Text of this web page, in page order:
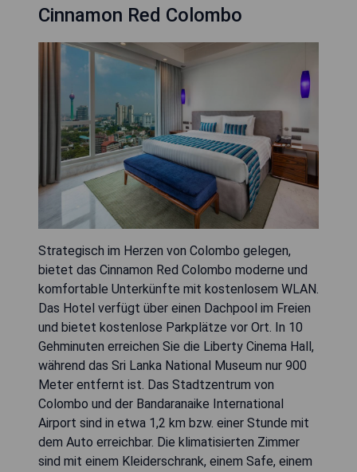
Cinnamon Red Colombo
Strategisch im Herzen von Colombo gelegen,
bietet das Cinnamon Red Colombo moderne und
komfortable Unterkünfte mit kostenlosem WLAN.
Das Hotel verfügt über einen Dachpool im Freien
und bietet kostenlose Parkplätze vor Ort. In 10
Gehminuten erreichen Sie die Liberty Cinema Hall,
während das Sri Lanka National Museum nur 900
Meter entfernt ist. Das Stadtzentrum von
Colombo und der Bandaranaike International
Airport sind in etwa 1,2 km bzw. einer Stunde mit
dem Auto erreichbar. Die klimatisierten Zimmer
sind mit einem Kleiderschrank, einem Safe, einem